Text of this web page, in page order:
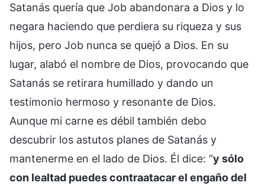
Satanás quería que Job abandonara a Dios y lo
negara haciendo que perdiera su riqueza y sus
hijos, pero Job nunca se quejó a Dios. En su
lugar, alabó el nombre de Dios, provocando que
Satanás se retirara humillado y dando un
testimonio hermoso y resonante de Dios.
Aunque mi carne es débil también debo
descubrir los astutos planes de Satanás y
mantenerme en el lado de Dios. Él dice: “y sólo
con lealtad puedes contraatacar el engaño del